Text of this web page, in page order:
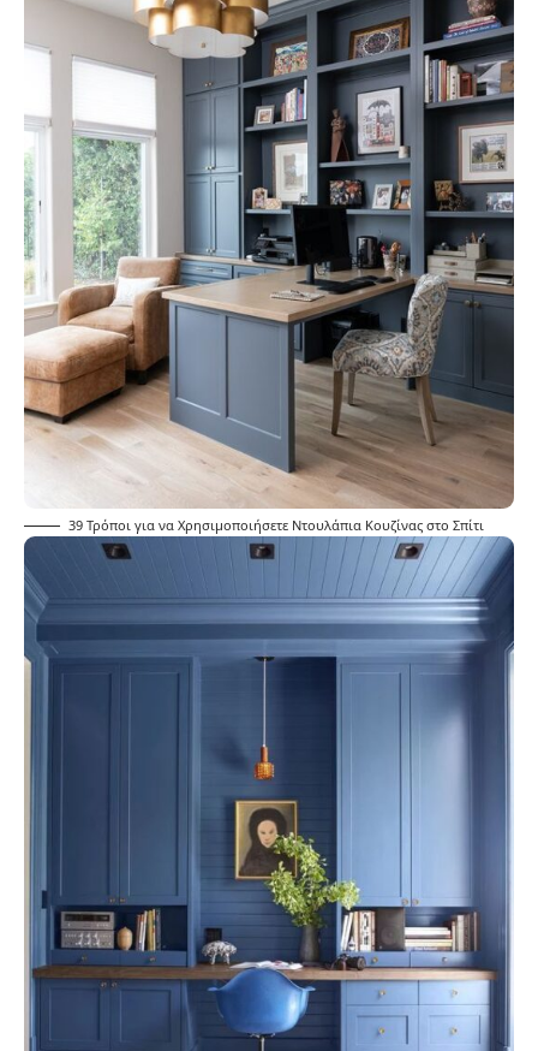
39 Τρόποι για να Χρησιμοποιήσετε Ντουλάπια Κουζίνας στο Σπίτι